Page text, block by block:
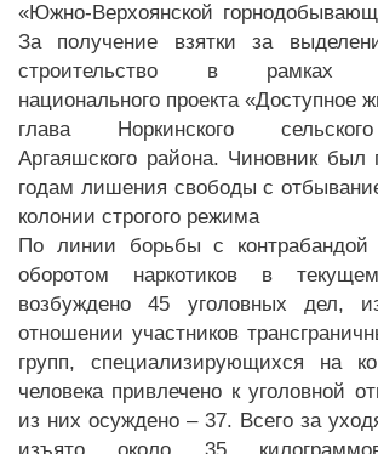
«Южно-Верхоянской
За получение взятки за
строительство в рамках
национального проекта «Доступное
глава Норкинского
Аргаяшского района. Чиновник был
годам лишения свободы с
колонии строгого режима
По линии борьбы с контрабандой
оборотом наркотиков в
возбуждено 45 уголовных
отношении участников
групп, специализирующихся на
человека привлечено к уголовной
из них осуждено – 37. Всего за